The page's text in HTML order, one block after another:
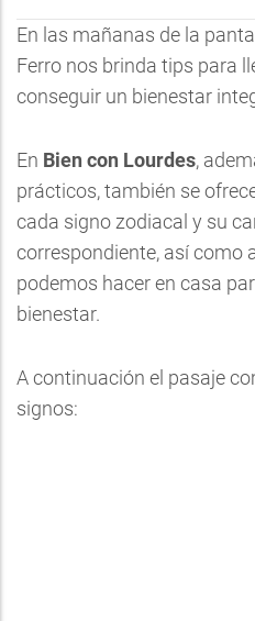
En las mañanas de la
Ferro nos brinda tips para
conseguir un bienestar
En Bien con Lourdes,
prácticos, también se
cada signo zodiacal y su
correspondiente, así como
podemos hacer en casa
bienestar.
A continuación el pasaje
signos: